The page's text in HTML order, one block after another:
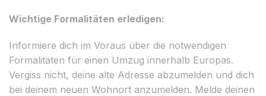
Wichtige Formalitäten erledigen:
Informiere dich im Voraus über die notwendigen
Formalitäten für einen Umzug innerhalb Europas.
Vergiss nicht, deine alte Adresse abzumelden und dich
bei deinem neuen Wohnort anzumelden. Melde deinen